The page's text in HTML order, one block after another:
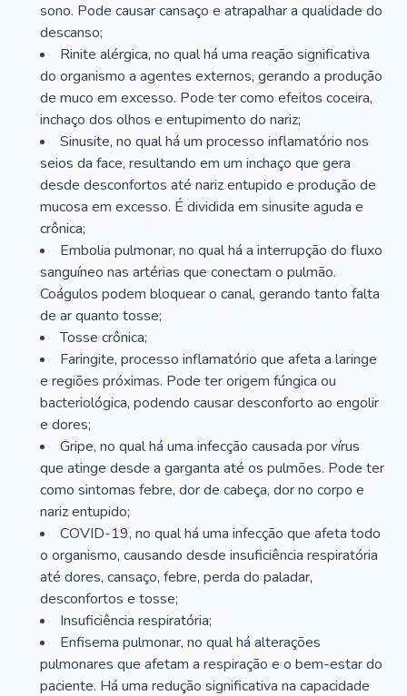
sono. Pode causar cansaço e atrapalhar a qualidade do
descanso;
Rinite alérgica, no qual há uma reação significativa
do organismo a agentes externos, gerando a produção
de muco em excesso. Pode ter como efeitos coceira,
inchaço dos olhos e entupimento do nariz;
Sinusite, no qual há um processo inflamatório nos
seios da face, resultando em um inchaço que gera
desde desconfortos até nariz entupido e produção de
mucosa em excesso. É dividida em sinusite aguda e
crônica;
Embolia pulmonar, no qual há a interrupção do fluxo
sanguíneo nas artérias que conectam o pulmão.
Coágulos podem bloquear o canal, gerando tanto falta
de ar quanto tosse;
Tosse crônica;
Faringite, processo inflamatório que afeta a laringe
e regiões próximas. Pode ter origem fúngica ou
bacteriológica, podendo causar desconforto ao engolir
e dores;
Gripe, no qual há uma infecção causada por vírus
que atinge desde a garganta até os pulmões. Pode ter
como sintomas febre, dor de cabeça, dor no corpo e
nariz entupido;
COVID-19, no qual há uma infecção que afeta todo
o organismo, causando desde insuficiência respiratória
até dores, cansaço, febre, perda do paladar,
desconfortos e tosse;
Insuficiência respiratória;
Enfisema pulmonar, no qual há alterações
pulmonares que afetam a respiração e o bem-estar do
paciente. Há uma redução significativa na capacidade